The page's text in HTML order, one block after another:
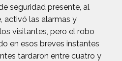
seguridad presente, al
activó las alarmas y
visitantes, pero el robo
en esos breves instantes
tardaron entre cuatro y